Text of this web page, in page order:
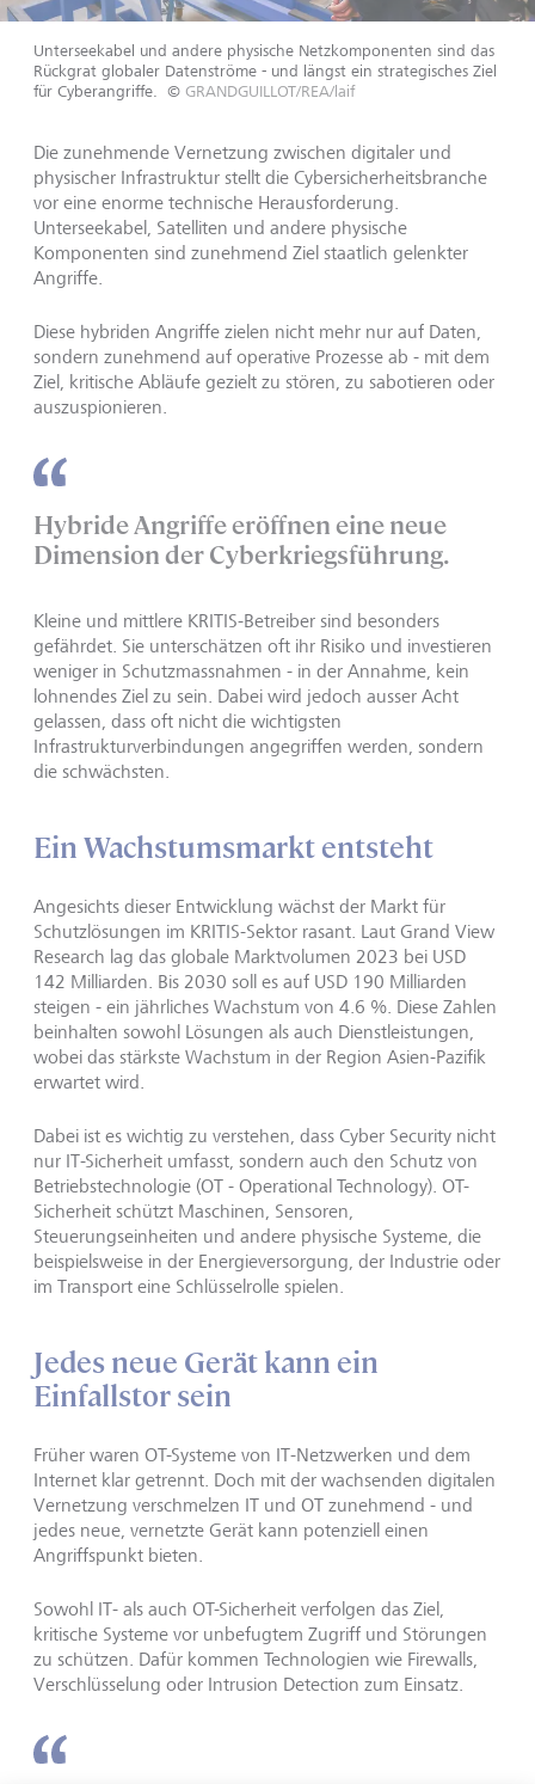
Unterseekabel und andere physische Netzkomponenten sind das
Rückgrat globaler Datenströme - und längst ein strategisches Ziel
für Cyberangriffe.
© GRANDGUILLOT/REA/laif
Die zunehmende Vernetzung zwischen digitaler und
physischer Infrastruktur stellt die Cybersicherheitsbranche
vor eine enorme technische Herausforderung.
Unterseekabel, Satelliten und andere physische
Komponenten sind zunehmend Ziel staatlich gelenkter
Angriffe.
Diese hybriden Angriffe zielen nicht mehr nur auf Daten,
sondern zunehmend auf operative Prozesse ab - mit dem
Ziel, kritische Abläufe gezielt zu stören, zu sabotieren oder
auszuspionieren.
Hybride Angriffe eröffnen eine neue
Dimension der Cyberkriegsführung.
Kleine und mittlere KRITIS-Betreiber sind besonders
gefährdet. Sie unterschätzen oft ihr Risiko und investieren
weniger in Schutzmassnahmen - in der Annahme, kein
lohnendes Ziel zu sein. Dabei wird jedoch ausser Acht
gelassen, dass oft nicht die wichtigsten
Infrastrukturverbindungen angegriffen werden, sondern
die schwächsten.
Ein Wachstumsmarkt entsteht
Angesichts dieser Entwicklung wächst der Markt für
Schutzlösungen im KRITIS-Sektor rasant. Laut Grand View
Research lag das globale Marktvolumen 2023 bei USD
142 Milliarden. Bis 2030 soll es auf USD 190 Milliarden
steigen - ein jährliches Wachstum von 4.6 %. Diese Zahlen
beinhalten sowohl Lösungen als auch Dienstleistungen,
wobei das stärkste Wachstum in der Region Asien-Pazifik
erwartet wird.
Dabei ist es wichtig zu verstehen, dass Cyber Security nicht
nur IT-Sicherheit umfasst, sondern auch den Schutz von
Betriebstechnologie (OT - Operational Technology). OT-
Sicherheit schützt Maschinen, Sensoren,
Steuerungseinheiten und andere physische Systeme, die
beispielsweise in der Energieversorgung, der Industrie oder
im Transport eine Schlüsselrolle spielen.
Jedes neue Gerät kann ein
Einfallstor sein
Früher waren OT-Systeme von IT-Netzwerken und dem
Internet klar getrennt. Doch mit der wachsenden digitalen
Vernetzung verschmelzen IT und OT zunehmend - und
jedes neue, vernetzte Gerät kann potenziell einen
Angriffspunkt bieten.
Sowohl IT- als auch OT-Sicherheit verfolgen das Ziel,
kritische Systeme vor unbefugtem Zugriff und Störungen
zu schützen. Dafür kommen Technologien wie Firewalls,
Verschlüsselung oder Intrusion Detection zum Einsatz.